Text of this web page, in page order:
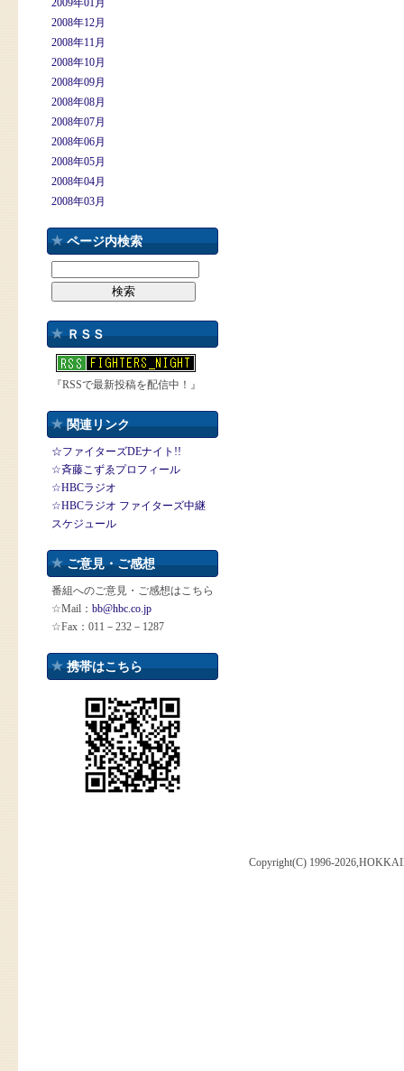
2009年01月
2008年12月
2008年11月
2008年10月
2008年09月
2008年08月
2008年07月
2008年06月
2008年05月
2008年04月
2008年03月
ページ内検索
ＲＳＳ
『RSSで最新投稿を配信中！』
関連リンク
☆ファイターズDEナイト!!
☆斉藤こずゑプロフィール
☆HBCラジオ
☆HBCラジオ ファイターズ中継
スケジュール
ご意見・ご感想
番組へのご意見・ご感想はこちら
☆Mail： bb@hbc.co.jp
☆Fax：011－232－1287
携帯はこちら
Copyright(C) 1996-